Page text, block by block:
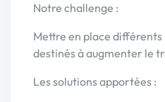
Notre challenge :
Mettre en place
destinés à augmenter le
Les solutions apportées :